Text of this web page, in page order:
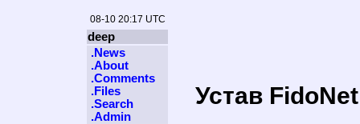
08-10 20:17 UTC
deep
.News
.About
.Comments
.Files
.Search
.Admin
Устав